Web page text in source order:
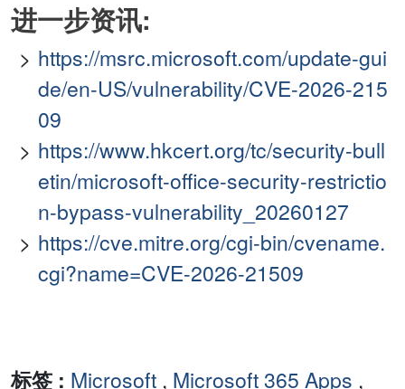
进一步资讯:
https://msrc.microsoft.com/update-gui
de/en-US/vulnerability/CVE-2026-215
09
https://www.hkcert.org/tc/security-bull
etin/microsoft-office-security-restrictio
n-bypass-vulnerability_20260127
https://cve.mitre.org/cgi-bin/cvename.
cgi?name=CVE-2026-21509
标签 : Microsoft , Microsoft 365 Apps ,